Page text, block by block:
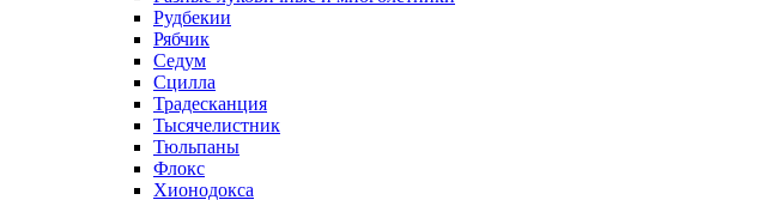
Рудбекии
Рябчик
Седум
Сцилла
Традесканция
Тысячелистник
Тюльпаны
Флокс
Хионодокса